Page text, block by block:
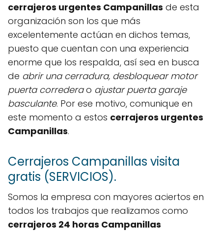
cerrajeros urgentes Campanillas de esta
organización son los que más
excelentemente actúan en dichos temas,
puesto que cuentan con una experiencia
enorme que los respalda, así sea en busca
de abrir una cerradura, desbloquear motor
puerta correderao ajustar puerta garaje
basculante. Por ese motivo, comunique en
este momento a estos cerrajeros urgentes
Campanillas.
Cerrajeros Campanillas visita
gratis (SERVICIOS).
Somos la empresa con mayores aciertos en
todos los trabajos que realizamos como
cerrajeros 24 horas Campanillas